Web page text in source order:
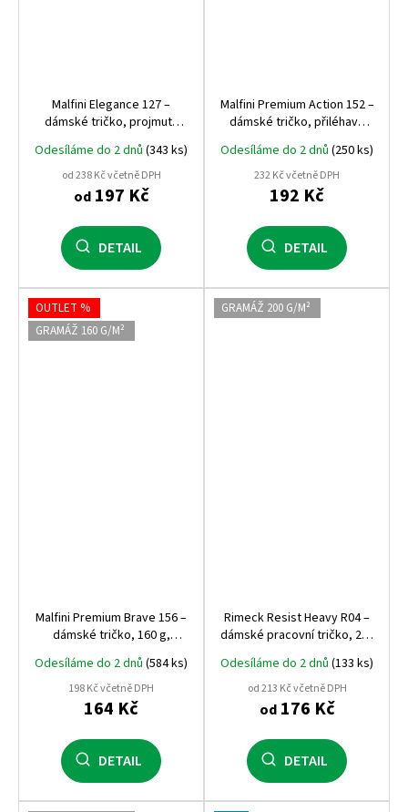
Malfini Elegance 127 –
dámské tričko, projmutý
střih, 180 g, výstřih do V
Odesíláme do 2 dnů (343 ks)
od 238 Kč včetně DPH
od197 Kč
DETAIL
Malfini Premium Action 152 –
dámské tričko, přiléhavý
střih, 180 g, elastický
materiál
Odesíláme do 2 dnů (250 ks)
232 Kč včetně DPH
192 Kč
DETAIL
OUTLET %
GRAMÁŽ 160 G/M²
Malfini Premium Brave 156 –
dámské tričko, 160 g,
dlouhý rukáv
Odesíláme do 2 dnů (584 ks)
198 Kč včetně DPH
164 Kč
DETAIL
GRAMÁŽ 200 G/M²
Rimeck Resist Heavy R04 –
dámské pracovní tričko, 200
95 °C
Odesíláme do 2 dnů (133 ks)
od 213 Kč včetně DPH
od176 Kč
DETAIL